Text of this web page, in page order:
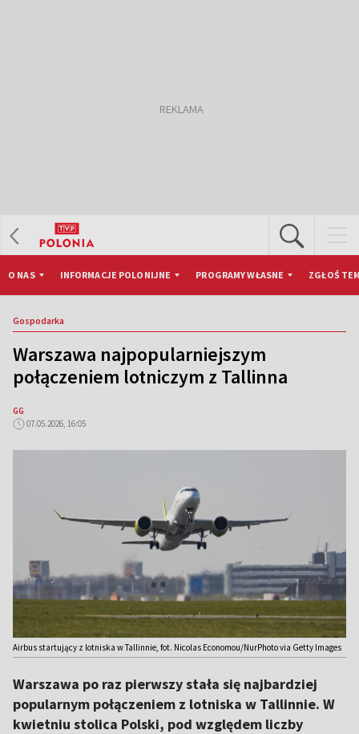
O NAS INFORMACJE POLONIJNE PROGRAMY WŁASNE ZGŁOŚ
Gospodarka
Warszawa najpopularniejszym
połączeniem lotniczym z Tallinna
GG
07.05.2026, 16:05
Airbus startujący z lotniska w Tallinnie, fot. Nicolas Economou/NurPhoto via Getty Images
Warszawa po raz pierwszy stała się najbardziej
popularnym połączeniem z lotniska w Tallinnie. W
kwietniu stolica Polski, pod względem liczby